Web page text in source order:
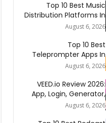
Top 10 Best Music
Distribution Platforms In
The World 2026
August 6, 2026
Top 10 Best
Teleprompter Apps In
2026
August 6, 2026
VEED.io Review 2026:
App, Login, Generator,
Download, AI & FAQs
August 6, 2026